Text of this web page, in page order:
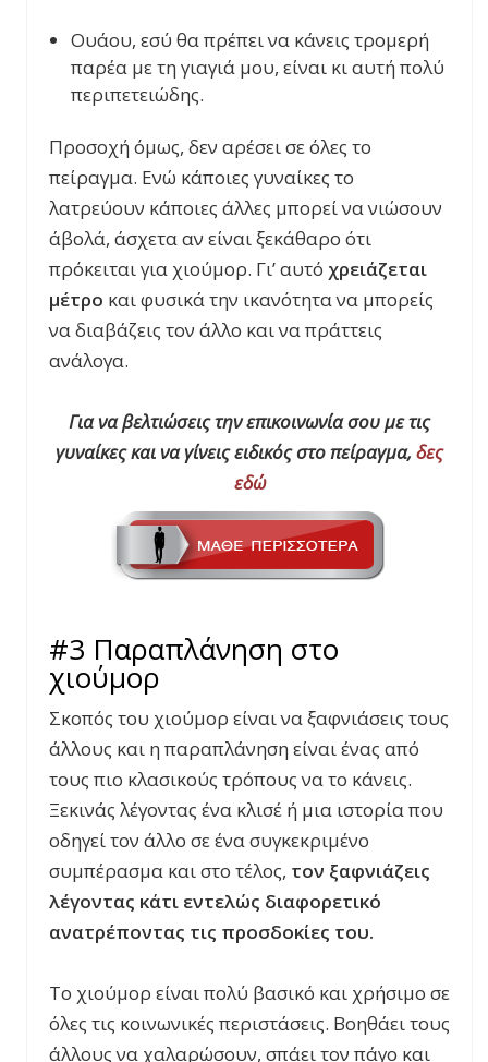
Ουάου, εσύ θα πρέπει να κάνεις τρομερή
παρέα με τη γιαγιά μου, είναι κι αυτή πολύ
περιπετειώδης.
Προσοχή όμως, δεν αρέσει σε όλες το
πείραγμα. Ενώ κάποιες γυναίκες το
λατρεύουν κάποιες άλλες μπορεί να νιώσουν
άβολά, άσχετα αν είναι ξεκάθαρο ότι
πρόκειται για χιούμορ. Γι’ αυτό χρειάζεται
μέτρο και φυσικά την ικανότητα να μπορείς
να διαβάζεις τον άλλο και να πράττεις
ανάλογα.
Για να βελτιώσεις την επικοινωνία σου με τις
γυναίκες και να γίνεις ειδικός στο πείραγμα, δες
εδώ
#3 Παραπλάνηση στο
χιούμορ
Σκοπός του χιούμορ είναι να ξαφνιάσεις τους
άλλους και η παραπλάνηση είναι ένας από
τους πιο κλασικούς τρόπους να το κάνεις.
Ξεκινάς λέγοντας ένα κλισέ ή μια ιστορία που
οδηγεί τον άλλο σε ένα συγκεκριμένο
συμπέρασμα και στο τέλος, τον ξαφνιάζεις
λέγοντας κάτι εντελώς διαφορετικό
ανατρέποντας τις προσδοκίες του.
Το χιούμορ είναι πολύ βασικό και χρήσιμο σε
όλες τις κοινωνικές περιστάσεις. Βοηθάει τους
άλλους να χαλαρώσουν, σπάει τον πάγο και